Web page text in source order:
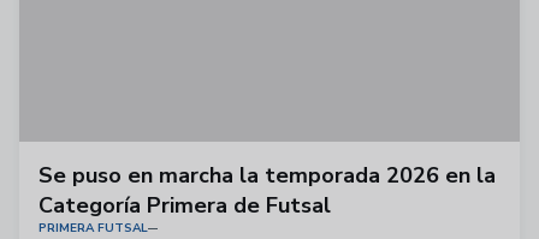
Se puso en marcha la temporada 2026 en la
Categoría Primera de Futsal
PRIMERA FUTSAL